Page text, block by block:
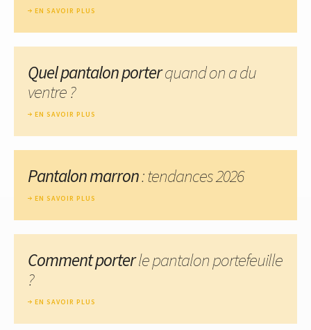
EN SAVOIR PLUS
Quel pantalon porterquand on a du
ventre ?
EN SAVOIR PLUS
Pantalon marron: tendances 2026
EN SAVOIR PLUS
Comment porterle pantalon portefeuille
?
EN SAVOIR PLUS